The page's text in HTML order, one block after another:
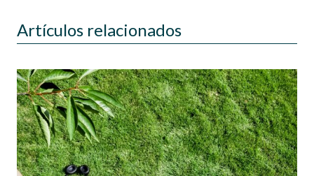
Artículos relacionados